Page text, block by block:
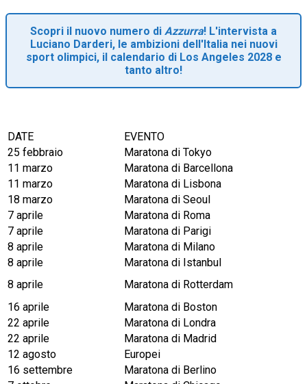
Scopri il nuovo numero di Azzurra! L'intervista a
Luciano Darderi, le ambizioni dell'Italia nei nuovi
sport olimpici, il calendario di Los Angeles 2028 e
tanto altro!
DATE
EVENTO
25 febbraio
Maratona di Tokyo
11 marzo
Maratona di Barcellona
11 marzo
Maratona di Lisbona
18 marzo
Maratona di Seoul
7 aprile
Maratona di Roma
7 aprile
Maratona di Parigi
8 aprile
Maratona di Milano
8 aprile
Maratona di Istanbul
8 aprile
Maratona di Rotterdam
16 aprile
Maratona di Boston
22 aprile
Maratona di Londra
22 aprile
Maratona di Madrid
12 agosto
Europei
16 settembre
Maratona di Berlino